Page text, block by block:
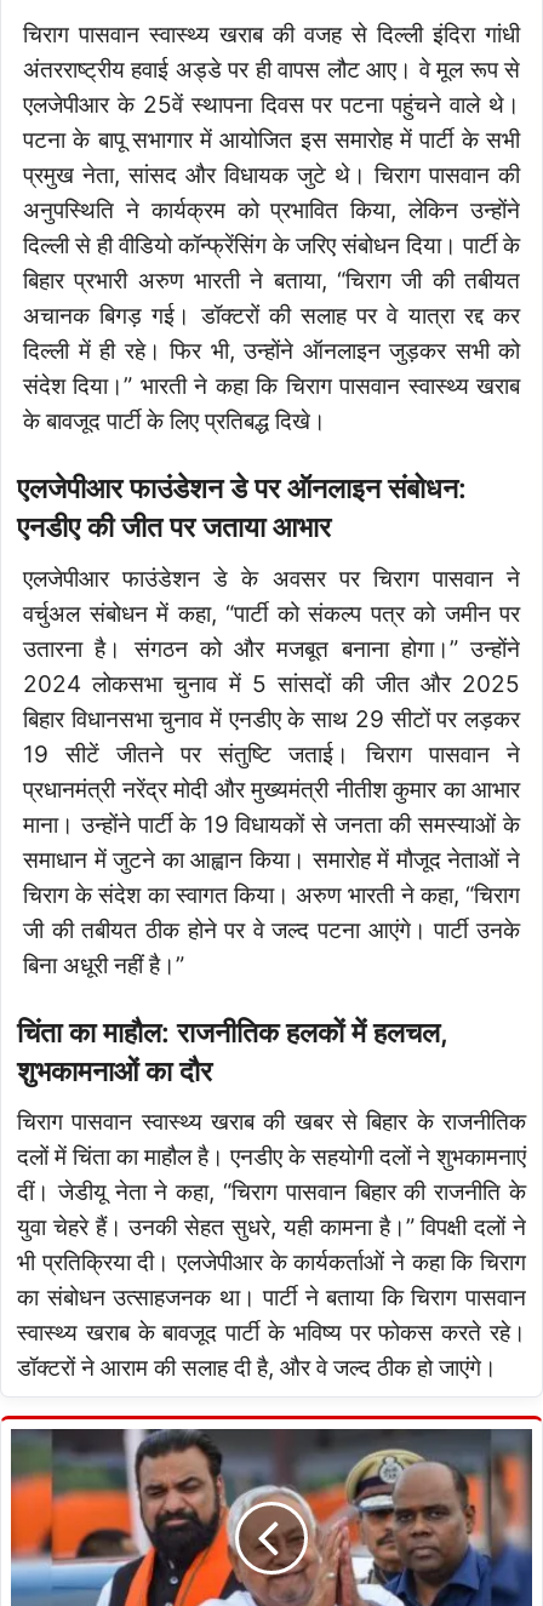
चिराग पासवान स्वास्थ्य खराब की वजह से दिल्ली इंदिरा गांधी
अंतरराष्ट्रीय हवाई अड्डे पर ही वापस लौट आए। वे मूल रूप से
एलजेपीआर के 25वें स्थापना दिवस पर पटना पहुंचने वाले थे।
पटना के बापू सभागार में आयोजित इस समारोह में पार्टी के सभी
प्रमुख नेता, सांसद और विधायक जुटे थे। चिराग पासवान की
अनुपस्थिति ने कार्यक्रम को प्रभावित किया, लेकिन उन्होंने
दिल्ली से ही वीडियो कॉन्फ्रेंसिंग के जरिए संबोधन दिया। पार्टी के
बिहार प्रभारी अरुण भारती ने बताया, “चिराग जी की तबीयत
अचानक बिगड़ गई। डॉक्टरों की सलाह पर वे यात्रा रद्द कर
दिल्ली में ही रहे। फिर भी, उन्होंने ऑनलाइन जुड़कर सभी को
संदेश दिया।” भारती ने कहा कि चिराग पासवान स्वास्थ्य खराब
के बावजूद पार्टी के लिए प्रतिबद्ध दिखे।
एलजेपीआर फाउंडेशन डे पर ऑनलाइन संबोधन:
एनडीए की जीत पर जताया आभार
एलजेपीआर फाउंडेशन डे के अवसर पर चिराग पासवान ने
वर्चुअल संबोधन में कहा, “पार्टी को संकल्प पत्र को जमीन पर
उतारना है। संगठन को और मजबूत बनाना होगा।” उन्होंने
2024 लोकसभा चुनाव में 5 सांसदों की जीत और 2025
बिहार विधानसभा चुनाव में एनडीए के साथ 29 सीटों पर लड़कर
19 सीटें जीतने पर संतुष्टि जताई। चिराग पासवान ने
प्रधानमंत्री नरेंद्र मोदी और मुख्यमंत्री नीतीश कुमार का आभार
माना। उन्होंने पार्टी के 19 विधायकों से जनता की समस्याओं के
समाधान में जुटने का आह्वान किया। समारोह में मौजूद नेताओं ने
चिराग के संदेश का स्वागत किया। अरुण भारती ने कहा, “चिराग
जी की तबीयत ठीक होने पर वे जल्द पटना आएंगे। पार्टी उनके
बिना अधूरी नहीं है।”
चिंता का माहौल: राजनीतिक हलकों में हलचल,
शुभकामनाओं का दौर
चिराग पासवान स्वास्थ्य खराब की खबर से बिहार के राजनीतिक
दलों में चिंता का माहौल है। एनडीए के सहयोगी दलों ने शुभकामनाएं
दीं। जेडीयू नेता ने कहा, “चिराग पासवान बिहार की राजनीति के
युवा चेहरे हैं। उनकी सेहत सुधरे, यही कामना है।” विपक्षी दलों ने
भी प्रतिक्रिया दी। एलजेपीआर के कार्यकर्ताओं ने कहा कि चिराग
का संबोधन उत्साहजनक था। पार्टी ने बताया कि चिराग पासवान
स्वास्थ्य खराब के बावजूद पार्टी के भविष्य पर फोकस करते रहे।
डॉक्टरों ने आराम की सलाह दी है, और वे जल्द ठीक हो जाएंगे।
बिहार
भर्ती
कैलेंडर
2026:
नीतीश
सरकार
ने